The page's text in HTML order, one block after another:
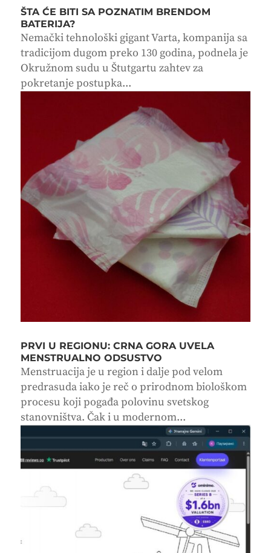
ŠTA ĆE BITI SA POZNATIM BRENDOM
BATERIJA?
Nemački tehnološki gigant Varta, kompanija sa
tradicijom dugom preko 130 godina, podnela je
Okružnom sudu u Štutgartu zahtev za
pokretanje postupka...
PRVI U REGIONU: CRNA GORA UVELA
MENSTRUALNO ODSUSTVO
Menstruacija je u region i dalje pod velom
predrasuda iako je reč o prirodnom biološkom
procesu koji pogađa polovinu svetskog
stanovništva. Čak i u modernom...